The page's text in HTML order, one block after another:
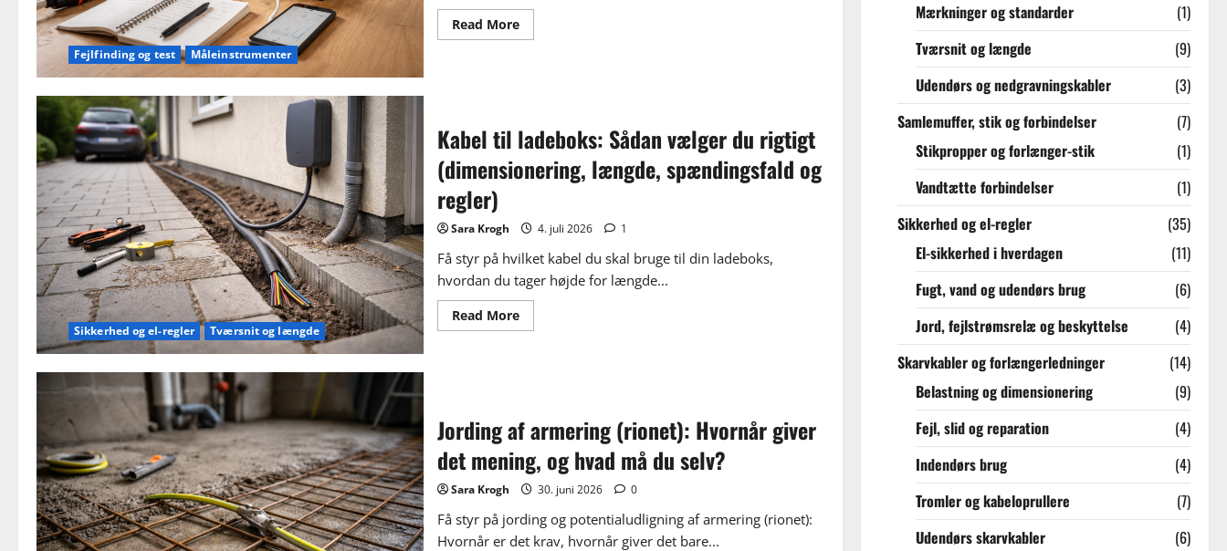
Fejlfinding og test Måleinstrumenter
Read MoreRead
more
kWh,
apparater
og
hvordan
Sikkerhed og el-regler Tværsnit og længde
Kabel til ladeboks: Sådan vælger du rigtigt
(dimensionering, længde, spændingsfald og
regler)
Sara Krogh 4. juli 2026 1
Få styr på hvilket kabel du skal bruge til din ladeboks,
hvordan du tager højde for længde...
Read MoreRead
more
rigtigt
(dimensionering,
længde,
spændingsfald
og
regler)
Jording af armering (rionet): Hvornår giver
det mening, og hvad må du selv?
Sara Krogh 30. juni 2026 0
Få styr på jording og potentialudligning af armering (rionet):
Hvornår er det krav, hvornår giver det bare...
Mærkninger og standarder
(1)
Tværsnit og længde
(9)
Udendørs og nedgravningskabler
(3)
Samlemuffer, stik og forbindelser
(7)
Stikpropper og forlænger-stik
(1)
Vandtætte forbindelser
(1)
Sikkerhed og el-regler
(35)
El-sikkerhed i hverdagen
(11)
Fugt, vand og udendørs brug
(6)
Jord, fejlstrømsrelæ og beskyttelse
(4)
Skarvkabler og forlængerledninger
(14)
Belastning og dimensionering
(9)
Fejl, slid og reparation
(4)
Indendørs brug
(4)
Tromler og kabeloprullere
(7)
Udendørs skarvkabler
(6)